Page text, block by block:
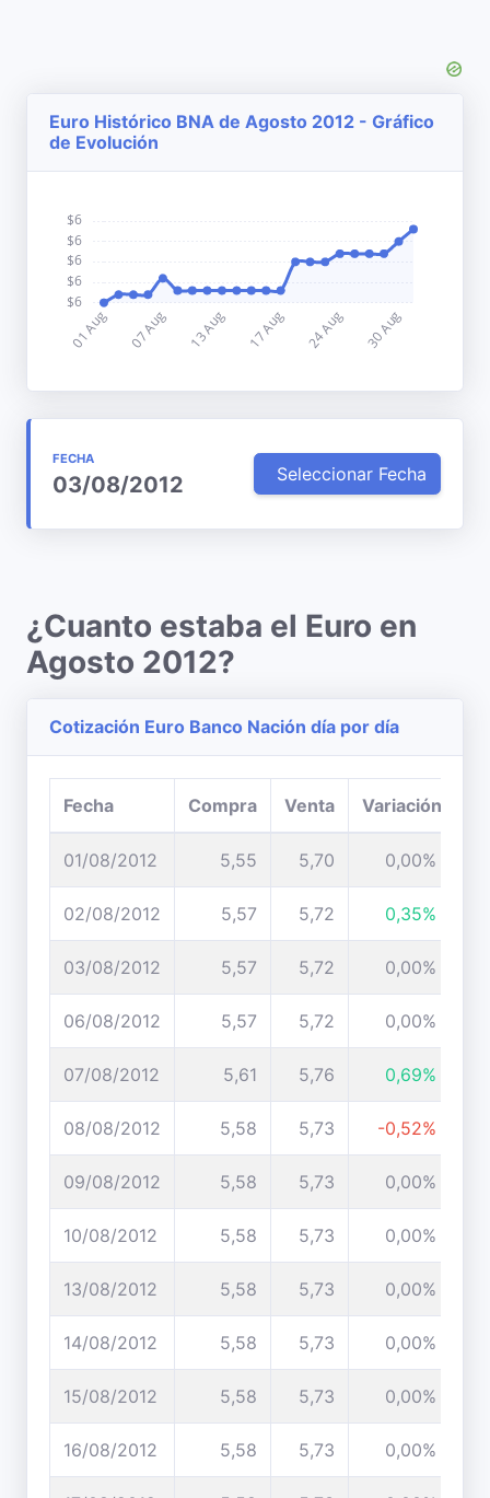
Euro Histórico BNA de Agosto 2012 - Gráfico
de Evolución
FECHA
03/08/2012 Seleccionar Fecha
¿Cuanto estaba el Euro en
Agosto 2012?
Cotización Euro Banco Nación día por día
Fecha Compra Venta Variación
01/08/2012 5,55 5,70 0,00%
02/08/2012 5,57 5,72 0,35%
03/08/2012 5,57 5,72 0,00%
06/08/2012 5,57 5,72 0,00%
07/08/2012 5,61 5,76 0,69%
08/08/2012 5,58 5,73 -0,52%
09/08/2012 5,58 5,73 0,00%
10/08/2012 5,58 5,73 0,00%
13/08/2012 5,58 5,73 0,00%
14/08/2012 5,58 5,73 0,00%
15/08/2012 5,58 5,73 0,00%
16/08/2012 5,58 5,73 0,00%